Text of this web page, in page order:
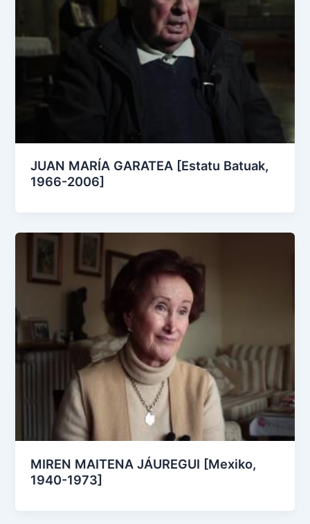
JUAN MARÍA GARATEA [Estatu Batuak,
1966-2006]
MIREN MAITENA JÁUREGUI [Mexiko,
1940-1973]